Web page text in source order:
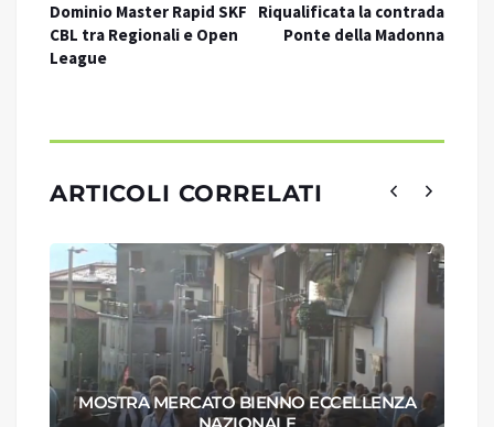
Dominio Master Rapid SKF
CBL tra Regionali e Open
League
Riqualificata la contrada
Ponte della Madonna
ARTICOLI CORRELATI
MOSTRA MERCATO BIENNO ECCELLENZA